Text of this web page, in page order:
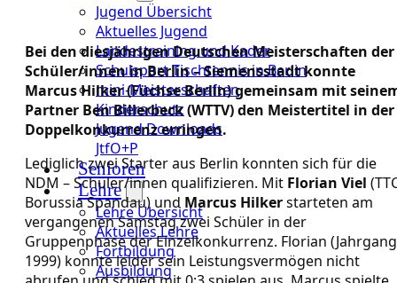
Jugend Übersicht
Aktuelles Jugend
Landestraining und Kader
Schulsport Tischtennis in Berlin
mini-Meisterschaften
Kinderschutz
Jugend Downloads
JtfO+P
Senioren
Lehre
Lehre Übersicht
Aktuelles Lehre
Fortbildung
Ausbildung
Bei den diesjährigen Deutschen Meisterschaften der
Schüler/innen in Berlin – Siemensstadt konnte
Marcus Hilker (Füchse Berlin) gemeinsam mit
Partner Ben Billerbeck (WTTV) den Meistertitel in der
Doppelkonkurrenz erringen.
Lediglich zwei Starter aus Berlin konnten sich für die
NDM – Schüler/innen qualifizieren. Mit Florian Viel
Borussia Spandau) und Marcus Hilkerstarteten am
vergangenen Samstag zwei Schüler in der
Gruppenphase der Einzelkonkurrenz. Florian
1999) konnte leider sein Leistungsvermögen nicht